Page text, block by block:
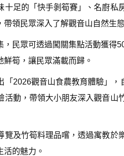
足的「快手剝筍賽」、名廚私
領民眾深入了解觀音山自然生
民眾可透過闖關集點活動獲得
筍，讓民眾滿載而歸。
「2026觀音山食農教育體驗」
活動，帶領大小朋友深入觀音山
及竹筍料理品嚐，透過寓教於
的魅力。